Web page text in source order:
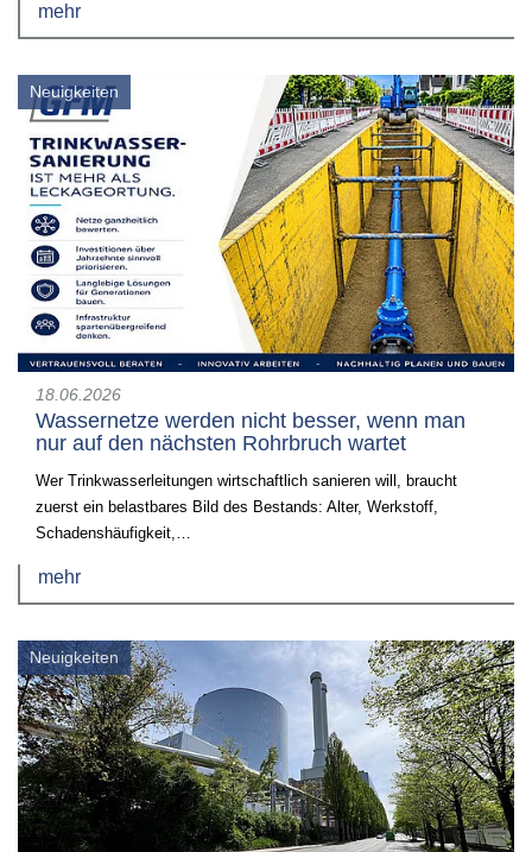
mehr
Neuigkeiten
18.06.2026
Wassernetze werden nicht besser, wenn man
nur auf den nächsten Rohrbruch wartet
Wer Trinkwasserleitungen wirtschaftlich sanieren will, braucht
zuerst ein belastbares Bild des Bestands: Alter, Werkstoff,
Schadenshäufigkeit,…
mehr
Neuigkeiten